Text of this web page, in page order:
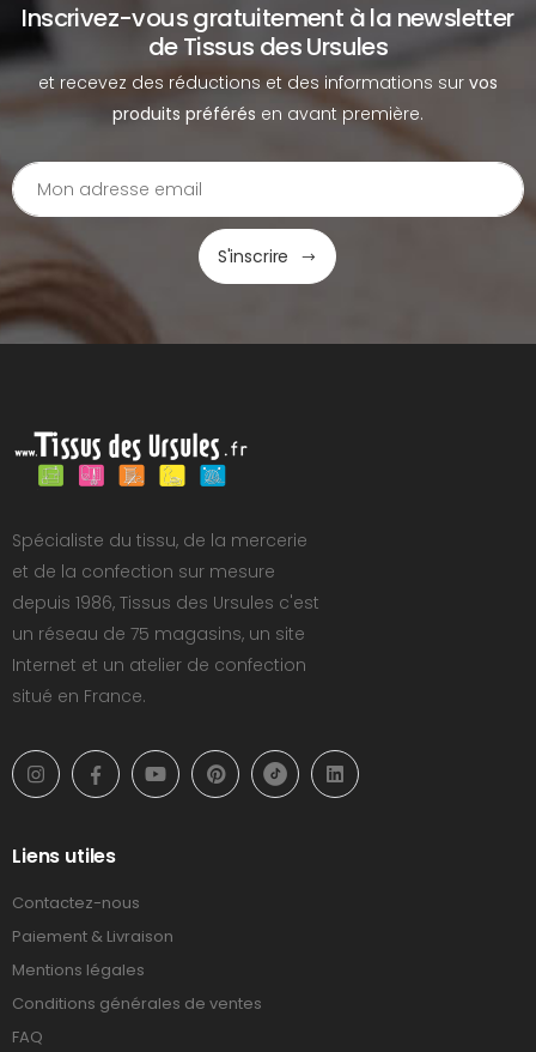
Inscrivez-vous gratuitement à la newsletter
de Tissus des Ursules
et recevez des réductions et des informations sur vos
produits préférés en avant première.
S'inscrire
Spécialiste du tissu, de la mercerie
et de la confection sur mesure
depuis 1986, Tissus des Ursules c'est
un réseau de 75 magasins, un site
Internet et un atelier de confection
situé en France.
Liens utiles
Contactez-nous
Paiement & Livraison
Mentions légales
Conditions générales de ventes
FAQ